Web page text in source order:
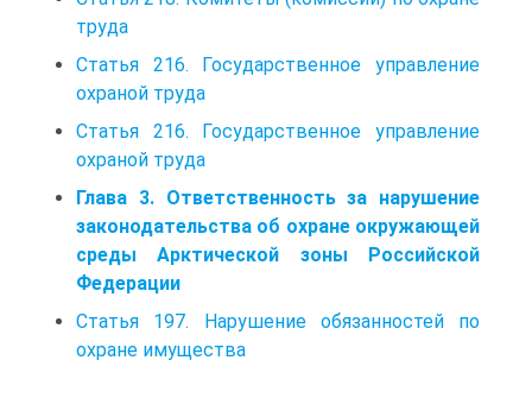
труда
Статья 216. Государственное управление
охраной труда
Статья 216. Государственное управление
охраной труда
Глава 3. Ответственность за нарушение
законодательства об охране окружающей
среды Арктической зоны Российской
Федерации
Статья 197. Нарушение обязанностей по
охране имущества